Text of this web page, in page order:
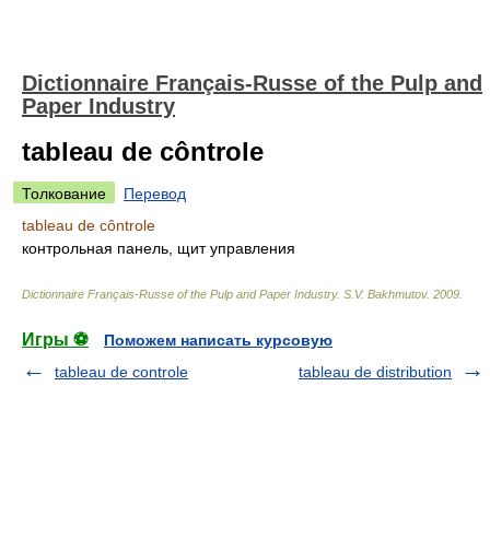
Dictionnaire Français-Russe of the Pulp and
Paper Industry
tableau de côntrole
Толкование
Перевод
tableau de côntrole
контрольная панель, щит управления
Dictionnaire Français-Russe of the Pulp and Paper Industry. S.V. Bakhmutov. 2009
Игры ⚽
Поможем написать курсовую
tableau de controle
tableau de distribution